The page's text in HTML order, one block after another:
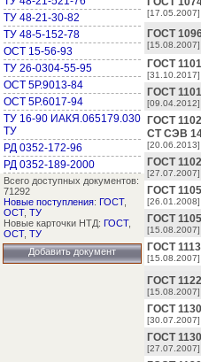
ТУ 48-21-30-82
ТУ 48-5-152-78
ОСТ 15-56-93
ТУ 26-0304-55-95
ОСТ 5Р.9013-84
ОСТ 5Р.6017-94
ТУ 16-90 ИАКЯ.065179.030
ТУ
РД 0352-172-96
РД 0352-189-2000
Всего доступных документов:
71292
Новые поступления: ГОСТ,
ОСТ, ТУ
Новые карточки НТД: ГОСТ,
ОСТ, ТУ
Добавить документ
[17.05.2007]
ГОСТ
[15.08.2007]
ГОСТ
[31.10.2017]
ГОСТ
[09.04.2012]
ГОСТ
СТ СЭВ
[20.06.2013]
ГОСТ
[27.07.2007]
ГОСТ
[26.01.2008]
ГОСТ
[15.08.2007]
ГОСТ
[15.08.2007]
ГОСТ
[15.08.2007]
ГОСТ
[30.07.2007]
ГОСТ
[27.07.2007]